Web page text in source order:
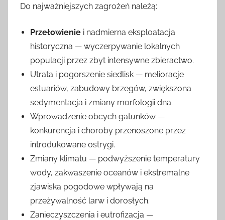
Do najważniejszych zagrożeń należą:
Przełowienie i nadmierna eksploatacja
historyczna — wyczerpywanie lokalnych
populacji przez zbyt intensywne zbieractwo.
Utrata i pogorszenie siedlisk — melioracje
estuariów, zabudowy brzegów, zwiększona
sedymentacja i zmiany morfologii dna.
Wprowadzenie obcych gatunków —
konkurencja i choroby przenoszone przez
introdukowane ostrygi.
Zmiany klimatu — podwyższenie temperatury
wody, zakwaszenie oceanów i ekstremalne
zjawiska pogodowe wpływają na
przeżywalność larw i dorosłych.
Zanieczyszczenia i eutrofizacja —